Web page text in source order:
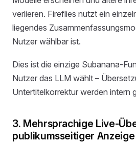
verlieren. Fireflies nutzt ein
liegendes
Nutzer wählbar ist.
Dies ist die einzige Subanana-
Nutzer das LLM wählt –
Untertitelkorrektur werden intern
3. Mehrsprachige Live-
publikumsseitiger Anzeige